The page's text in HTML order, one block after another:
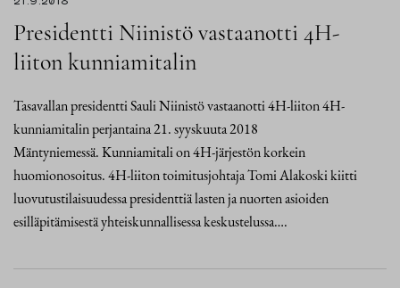
Presidentti Niinistö vastaanotti 4H-
liiton kunniamitalin
Tasavallan presidentti Sauli Niinistö vastaanotti 4H-liiton 4H-
kunniamitalin perjantaina 21. syyskuuta 2018
Mäntyniemessä. Kunniamitali on 4H-järjestön korkein
huomionosoitus. 4H-liiton toimitusjohtaja Tomi Alakoski kiitti
luovutustilaisuudessa presidenttiä lasten ja nuorten asioiden
esilläpitämisestä yhteiskunnallisessa keskustelussa….